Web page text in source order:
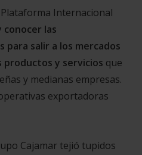
Internacional
las
para salir a los mercados
y servicios que
y medianas empresas.
exportadoras
Cajamar tejió tupidos